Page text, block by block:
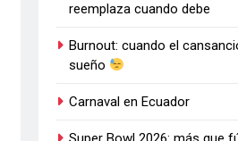
reemplaza cuando debe
Burnout: cuando el
sueño
Carnaval en Ecuador